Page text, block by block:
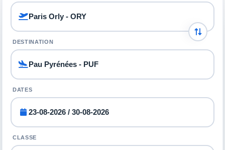
DESTINATION
DATES
CLASSE